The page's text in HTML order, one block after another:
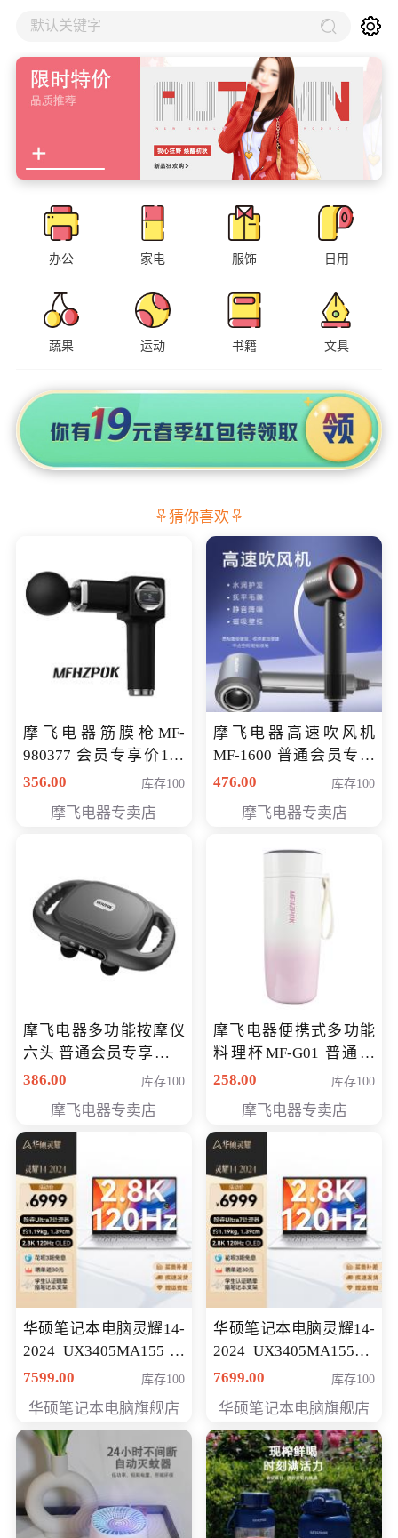
默认关键字
办公 家电 服饰 日用
蔬果 运动 书籍 文具
猜你喜欢
摩飞电器筋膜枪MF-
980377 会员专享价199
元
356.00 库存100
摩飞电器专卖店
摩飞电器高速吹风机
MF-1600 普通会员专享
价298元
476.00 库存100
摩飞电器专卖店
摩飞电器多功能按摩仪
六头 普通会员专享价格
199元
386.00 库存100
摩飞电器专卖店
摩飞电器便携式多功能
料理杯MF-G01 普通会
员专享价格118元
258.00 库存100
摩飞电器专卖店
华硕笔记本电脑灵耀14-
2024 UX3405MA155冰
川银 oled 智慧轻薄本 会
7599.00 库存100
华硕笔记本电脑旗舰店
华硕笔记本电脑灵耀14-
2024 UX3405MA155夜
空蓝 oled 智慧轻薄本 会
7699.00 库存100
华硕笔记本电脑旗舰店